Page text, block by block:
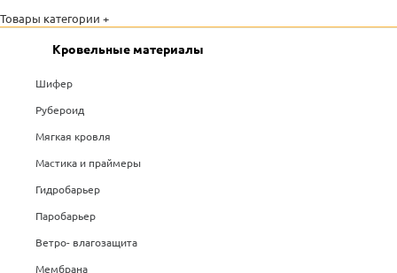
Товары категории +
Кровельные материалы
Шифер
Рубероид
Мягкая кровля
Мастика и праймеры
Гидробарьер
Паробарьер
Ветро- влагозащита
Мембрана